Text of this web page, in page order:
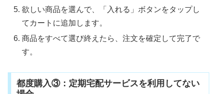
欲しい商品を選んで、「入れる」ボタンをタップし
てカートに追加します。
商品をすべて選び終えたら、注文を確定して完了で
す。
都度購入③：定期宅配サービスを利用してない